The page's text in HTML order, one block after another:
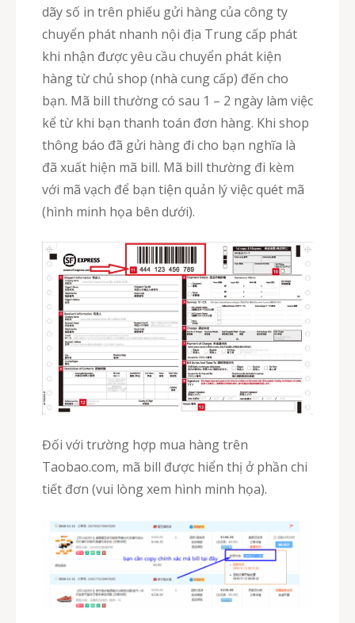
dãy số in trên phiếu gửi hàng của công ty
chuyển phát nhanh nội địa Trung cấp phát
khi nhận được yêu cầu chuyển phát kiện
hàng từ chủ shop (nhà cung cấp) đến cho
bạn. Mã bill thường có sau 1 – 2 ngày làm việc
kể từ khi bạn thanh toán đơn hàng. Khi shop
thông báo đã gửi hàng đi cho bạn nghĩa là
đã xuất hiện mã bill. Mã bill thường đi kèm
với mã vạch để bạn tiện quản lý việc quét mã
(hình minh họa bên dưới).
Đối với trường hợp mua hàng trên
Taobao.com, mã bill được hiển thị ở phần chi
tiết đơn (vui lòng xem hình minh họa).